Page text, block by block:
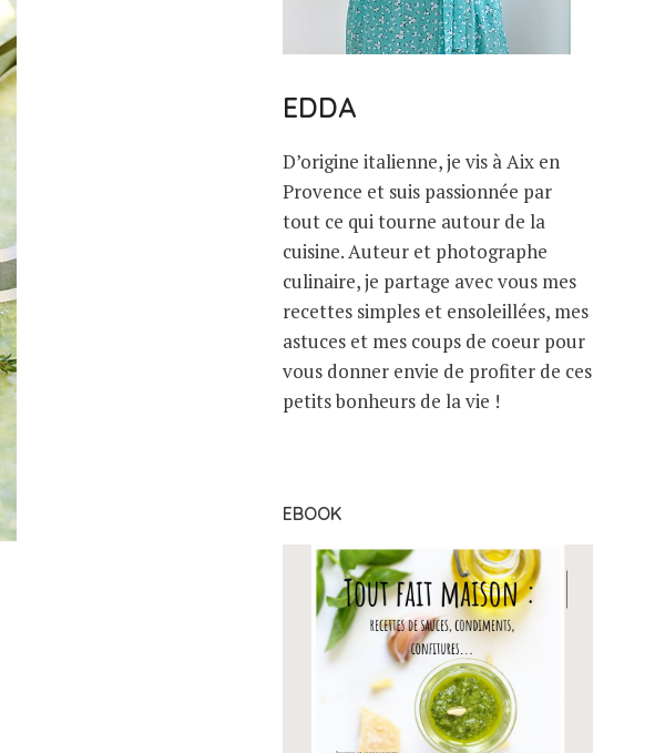
EDDA
D’origine italienne, je vis à Aix en
Provence et suis passionnée par
tout ce qui tourne autour de la
cuisine. Auteur et photographe
culinaire, je partage avec vous mes
recettes simples et ensoleillées, mes
astuces et mes coups de coeur pour
vous donner envie de profiter de ces
petits bonheurs de la vie !
EBOOK